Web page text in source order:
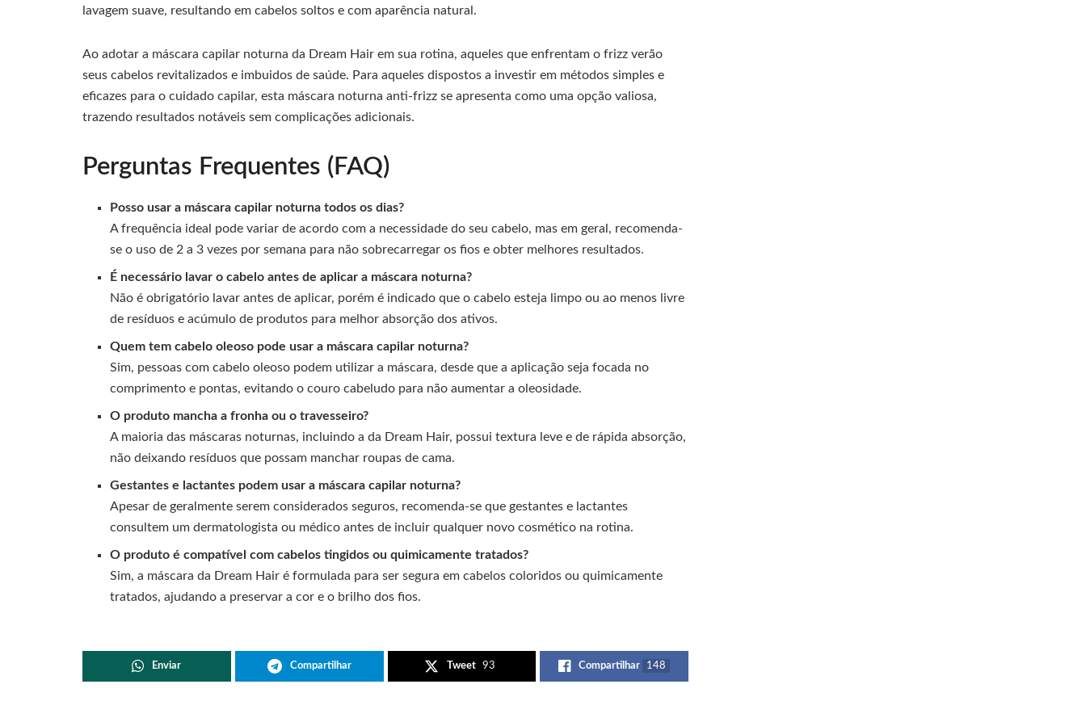
lavagem suave, resultando em cabelos soltos e com aparência natural.
Ao adotar a máscara capilar noturna da Dream Hair em sua rotina, aqueles que enfrentam o frizz verão
seus cabelos revitalizados e imbuidos de saúde. Para aqueles dispostos a investir em métodos simples e
eficazes para o cuidado capilar, esta máscara noturna anti-frizz se apresenta como uma opção valiosa,
trazendo resultados notáveis sem complicações adicionais.
Perguntas Frequentes (FAQ)
Posso usar a máscara capilar noturna todos os dias?
A frequência ideal pode variar de acordo com a necessidade do seu cabelo, mas em geral, recomenda-
se o uso de 2 a 3 vezes por semana para não sobrecarregar os fios e obter melhores resultados.
É necessário lavar o cabelo antes de aplicar a máscara noturna?
Não é obrigatório lavar antes de aplicar, porém é indicado que o cabelo esteja limpo ou ao menos livre
de resíduos e acúmulo de produtos para melhor absorção dos ativos.
Quem tem cabelo oleoso pode usar a máscara capilar noturna?
Sim, pessoas com cabelo oleoso podem utilizar a máscara, desde que a aplicação seja focada no
comprimento e pontas, evitando o couro cabeludo para não aumentar a oleosidade.
O produto mancha a fronha ou o travesseiro?
A maioria das máscaras noturnas, incluindo a da Dream Hair, possui textura leve e de rápida absorção,
não deixando resíduos que possam manchar roupas de cama.
Gestantes e lactantes podem usar a máscara capilar noturna?
Apesar de geralmente serem considerados seguros, recomenda-se que gestantes e lactantes
consultem um dermatologista ou médico antes de incluir qualquer novo cosmético na rotina.
O produto é compatível com cabelos tingidos ou quimicamente tratados?
Sim, a máscara da Dream Hair é formulada para ser segura em cabelos coloridos ou quimicamente
tratados, ajudando a preservar a cor e o brilho dos fios.
Enviar Compartilhar Tweet 93 Compartilhar 148